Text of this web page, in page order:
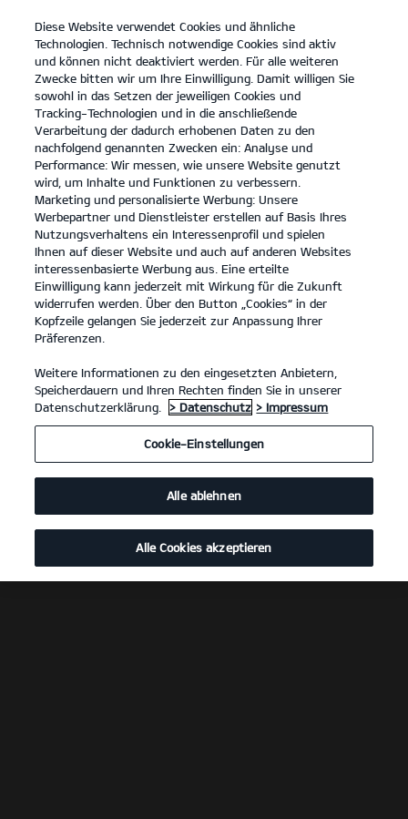
open
menu
KONTAKT
Der EV5
... ... DER EV5
Der Kia EV5
Entdecke die Welt in neuem Licht.
Diese Website verwendet Cookies und ähnliche
Technologien. Technisch notwendige Cookies sind aktiv
und können nicht deaktiviert werden. Für alle weiteren
Zwecke bitten wir um Ihre Einwilligung. Damit willigen Sie
sowohl in das Setzen der jeweiligen Cookies und
Tracking-Technologien und in die anschließende
Verarbeitung der dadurch erhobenen Daten zu den
nachfolgend genannten Zwecken ein: Analyse und
Performance: Wir messen, wie unsere Website genutzt
wird, um Inhalte und Funktionen zu verbessern.
Marketing und personalisierte Werbung: Unsere
Werbepartner und Dienstleister erstellen auf Basis Ihres
Nutzungsverhaltens ein Interessenprofil und spielen
Ihnen auf dieser Website und auch auf anderen Websites
interessenbasierte Werbung aus. Eine erteilte
Einwilligung kann jederzeit mit Wirkung für die Zukunft
widerrufen werden. Über den Button „Cookies“ in der
Kopfzeile gelangen Sie jederzeit zur Anpassung Ihrer
Präferenzen.
Weitere Informationen zu den eingesetzten Anbietern,
Speicherdauern und Ihren Rechten finden Sie in unserer
Datenschutzerklärung.
> Datenschutz > Impressum
Cookie-Einstellungen
Alle ablehnen
Alle Cookies akzeptieren